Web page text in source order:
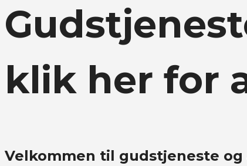
klik her for
Velkommen til gudstjeneste